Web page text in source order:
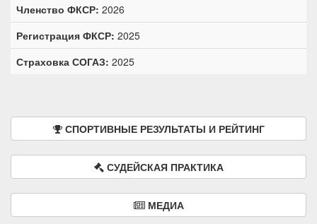
Членство ФКСР: 2026
Регистрация ФКСР: 2025
Страховка СОГАЗ: 2025
СПОРТИВНЫЕ РЕЗУЛЬТАТЫ И РЕЙТИНГ
СУДЕЙСКАЯ ПРАКТИКА
МЕДИА